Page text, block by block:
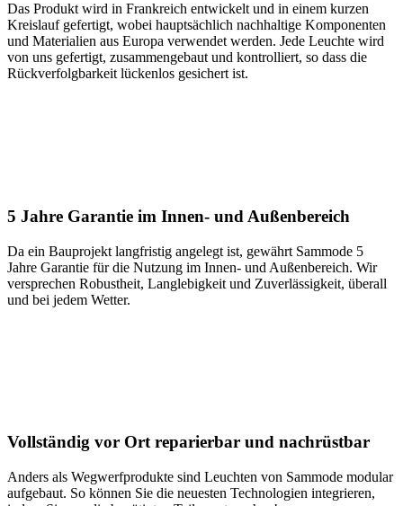
Das Produkt wird in Frankreich entwickelt und in einem kurzen
Kreislauf gefertigt, wobei hauptsächlich nachhaltige Komponenten
und Materialien aus Europa verwendet werden. Jede Leuchte wird
von uns gefertigt, zusammengebaut und kontrolliert, so dass die
Rückverfolgbarkeit lückenlos gesichert ist.
5 Jahre Garantie im Innen- und Außenbereich
Da ein Bauprojekt langfristig angelegt ist, gewährt Sammode 5
Jahre Garantie für die Nutzung im Innen- und Außenbereich. Wir
versprechen Robustheit, Langlebigkeit und Zuverlässigkeit, überall
und bei jedem Wetter.
Vollständig vor Ort reparierbar und nachrüstbar
Anders als Wegwerfprodukte sind Leuchten von Sammode modular
aufgebaut. So können Sie die neuesten Technologien integrieren,